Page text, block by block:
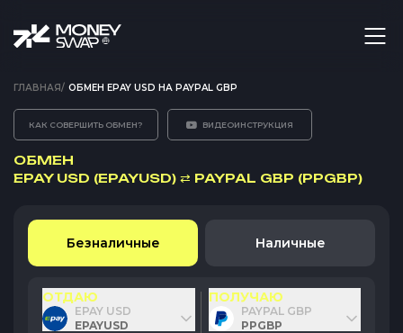
ГЛАВНАЯ/ ОБМЕН EPAY USD НА PAYPAL GBP
КАК СОВЕРШИТЬ ОБМЕН? ВИДЕОИНСТРУКЦИЯ
ОБМЕН
EPAY USD (EPAYUSD) ⇄ PAYPAL GBP (PPGBP)
Безналичные Наличные
ОТДАЮ
EPAY USD
EPAYUSD
ПОЛУЧАЮ
PAYPAL GBP
PPGBP